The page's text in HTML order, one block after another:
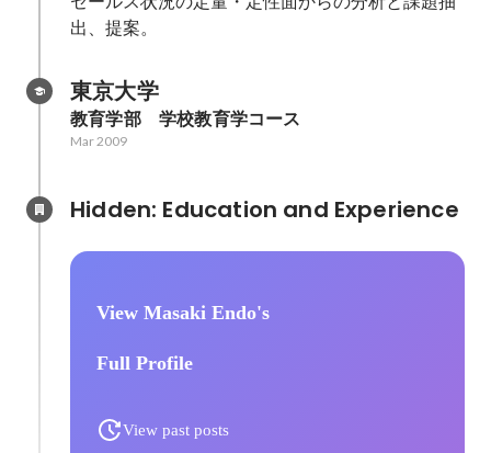
出、提案。
東京大学
教育学部　学校教育学コース
Mar 2009
View Masaki Endo's
Full Profile
View past posts